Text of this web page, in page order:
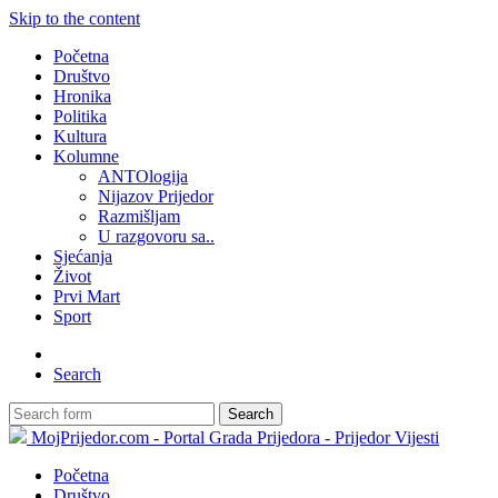
Skip to the content
Početna
Društvo
Hronika
Politika
Kultura
Kolumne
ANTOlogija
Nijazov Prijedor
Razmišljam
U razgovoru sa..
Sjećanja
Život
Prvi Mart
Sport
Search
Search
MojPrijedor.com - Portal Grada Prijedora - Prijedor Vijesti
Početna